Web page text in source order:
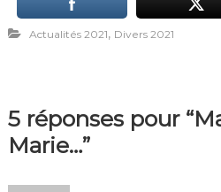
Actualités 2021, Divers 2021
5 réponses pour
Marie…”